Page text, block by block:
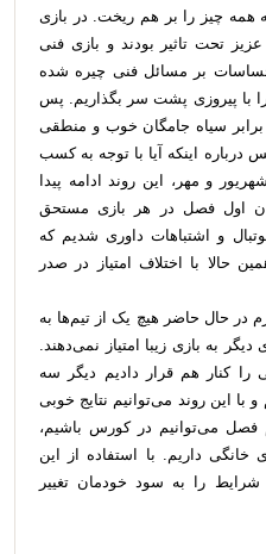
همه چیز را بر هم ریخت. در بازی
تحت تاثیر بودند و بازی فنی
بر مسائل فنی چیره شده
با پیروزی پشت سر بگذاریم. پس
سیاه جامگان خوب و منطقی
درباره اینکه آیا با توجه به کسب
و مهر، این روند ادامه پیدا
اول فصل در هر بازی مستحق
و اشتباهات داوری شدیم که
حالا با اختلاف امتیاز در صدر
در حال حاضر هیچ یک از تیم‌ها به
به بازی زیبا امتیاز نمی‌دهند.
را کنار هم قرار دادیم دیگر سه
با این روند می‌توانیم نتایج خوبی
فصل می‌توانیم در کورس باشیم،
خانگی داریم. با استفاده از این
را به سود خودمان تغییر